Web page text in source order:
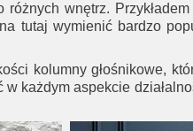
wnętrz.
tutaj wymienić bardzo
kolumny głośnikowe,
każdym aspekcie